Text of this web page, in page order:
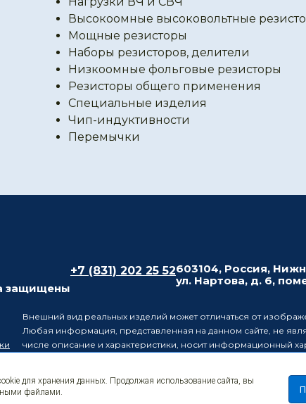
Высокоомные высоковольтные
Мощные резисторы
Наборы резисторов, делители
Низкоомные фольговые резисторы
Резисторы общего применения
Специальные изделия
Чип-индуктивности
Перемычки
защищены
+7 (831) 202 25 52603104, Россия,
ул. Нартова, д. 6,
Внешний вид реальных изделий может отличаться от
Любая информация, представленная на данном сайте, не
числе описание и характеристики, носит информационный
Производитель оставляет за собой право в
уведомления третьих лиц о таких изменениях.
для хранения данных. Продолжая использование сайта, вы
файлами.